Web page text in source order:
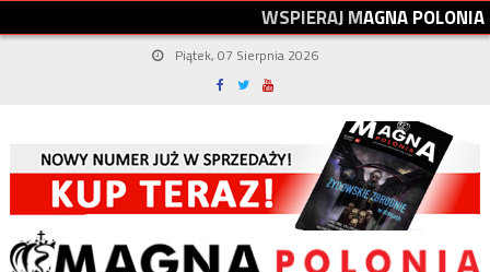
WSPIERAJMAGNAPOLONIA
Piątek, 07 Sierpnia 2026